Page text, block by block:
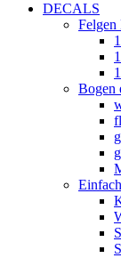
DECALS
Felgen
Bogen